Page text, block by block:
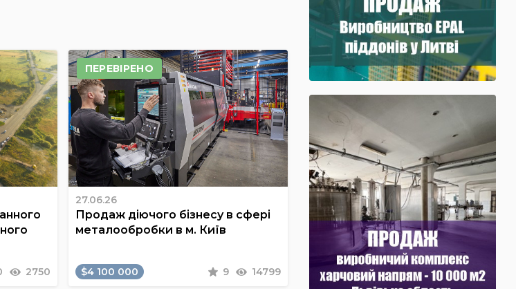
2750
ПЕРЕВІРЕНО
27.06.26
Продаж діючого бізнесу в сфері
металообробки в м. Київ
$4 100 000 9 14799